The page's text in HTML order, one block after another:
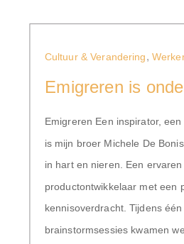
Cultuur & Verandering,
Emigreren is
Emigreren Een inspirator,
is mijn broer Michele De
in hart en nieren. Een ervaren
productontwikkelaar met een
kennisoverdracht. Tijdens
brainstormsessies kwamen